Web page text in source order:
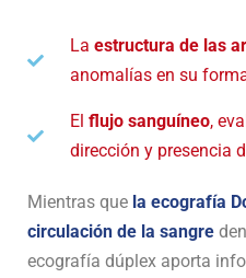
La estructura de las
anomalías en su
El flujo sanguíneo,
dirección y presencia
Mientras que la ecografía
circulación de la sangre
ecografía dúplex aporta